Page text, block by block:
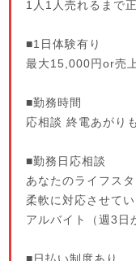
1人1人売れるまで
■1日体験有り
最大15,000円or売
■勤務時間
応相談 終電あがり
■勤務日応相談
あなたのライフス
柔軟に対応させてい
アルバイト（週3日
■日払い制度あり